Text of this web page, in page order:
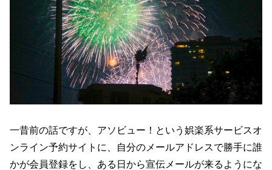
一昔前の話ですが、アソビュー！という娯楽系サービスオ
ンライン予約サイトに、自分のメールアドレスで勝手に誰
かが会員登録をし、ある日から宣伝メールが来るようにな